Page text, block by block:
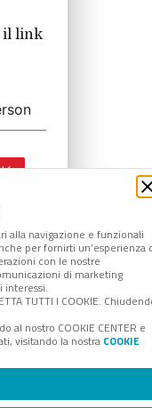
alla navigazione e funzionali
per fornirti un’esperienza
con le nostre
di marketing
interessi.
TUTTI I COOKIE.
al nostro COOKIE CENTER e
visitando la nostra COOKIE
il link